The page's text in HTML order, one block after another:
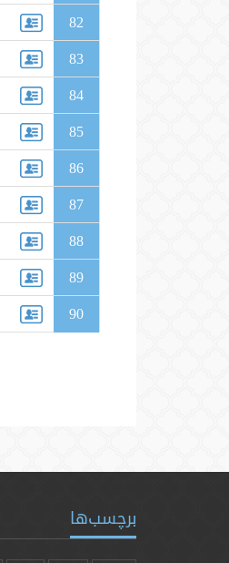
82
83
84
85
86
87
88
89
90
برچسب‌ها